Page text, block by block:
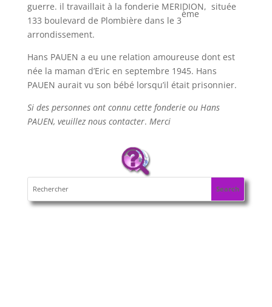
guerre. il travaillait à la fonderie MERIDION, située
133 boulevard de Plombière dans le 3
ème
arrondissement.
Hans PAUEN a eu une relation amoureuse dont est
née la maman d’Eric en septembre 1945. Hans
PAUEN aurait vu son bébé lorsqu’il était prisonnier.
Si des personnes ont connu cette fonderie ou Hans
PAUEN, veuillez nous contacter. Merci